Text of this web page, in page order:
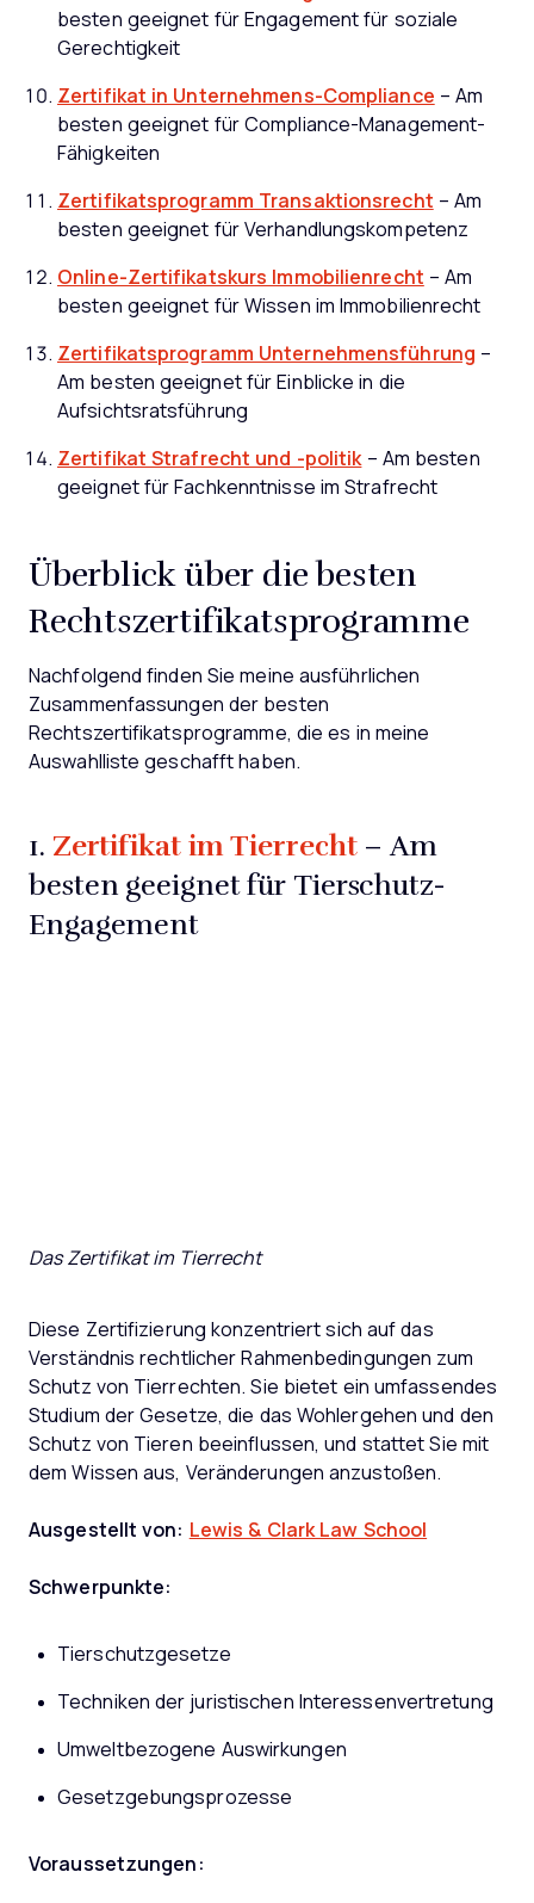
besten geeignet für Engagement für soziale
Gerechtigkeit
Zertifikat in Unternehmens-Compliance – Am
besten geeignet für Compliance-Management-
Fähigkeiten
Zertifikatsprogramm Transaktionsrecht – Am
besten geeignet für Verhandlungskompetenz
Online-Zertifikatskurs Immobilienrecht – Am
besten geeignet für Wissen im Immobilienrecht
Zertifikatsprogramm Unternehmensführung –
Am besten geeignet für Einblicke in die
Aufsichtsratsführung
Zertifikat Strafrecht und -politik – Am besten
geeignet für Fachkenntnisse im Strafrecht
Überblick über die besten
Rechtszertifikatsprogramme
Nachfolgend finden Sie meine ausführlichen
Zusammenfassungen der besten
Rechtszertifikatsprogramme, die es in meine
Auswahlliste geschafft haben.
1. Zertifikat im Tierrecht– Am
besten geeignet für Tierschutz-
Engagement
Das Zertifikat im Tierrecht
Diese Zertifizierung konzentriert sich auf das
Verständnis rechtlicher Rahmenbedingungen zum
Schutz von Tierrechten. Sie bietet ein umfassendes
Studium der Gesetze, die das Wohlergehen und den
Schutz von Tieren beeinflussen, und stattet Sie mit
dem Wissen aus, Veränderungen anzustoßen.
Ausgestellt von: Lewis & Clark Law School
Schwerpunkte:
Tierschutzgesetze
Techniken der juristischen Interessenvertretung
Umweltbezogene Auswirkungen
Gesetzgebungsprozesse
Voraussetzungen: